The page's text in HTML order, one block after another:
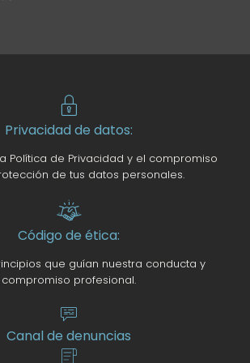
Privacidad de datos:
Política de Privacidad y el compromiso
de tus datos personales.
Código de ética:
que guían nuestra conducta y
compromiso profesional.
Canal de denuncias